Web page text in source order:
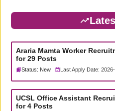
Araria Mamta Worker
for 29 Posts
Status: New Last Apply Date:
UCSL Office Assistant
for 4 Posts